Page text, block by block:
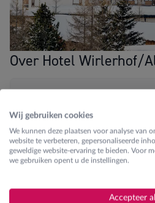
Wij gebruiken cookies
We kunnen deze plaatsen voor analyse van
website te verbeteren, gepersonaliseerde
geweldige website-ervaring te bieden. Voor
we gebruiken opent u de instellingen.
Accepteer
Over Hotel Wirlerhof/
Aan de piste (Galtür)
Skibus naar Ischgl (10km)
eerste opstapplaats
Zwembad en Wellness